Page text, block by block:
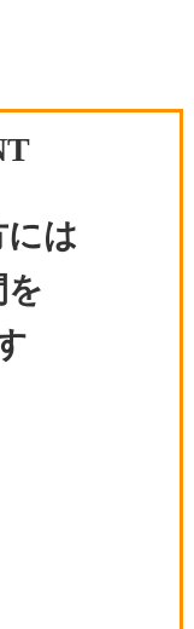
には